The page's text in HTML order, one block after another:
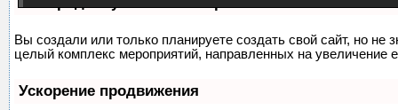
Вы создали или только планируете создать свой сайт, но не
целый комплекс мероприятий, направленных на увеличение
Ускорение продвижения